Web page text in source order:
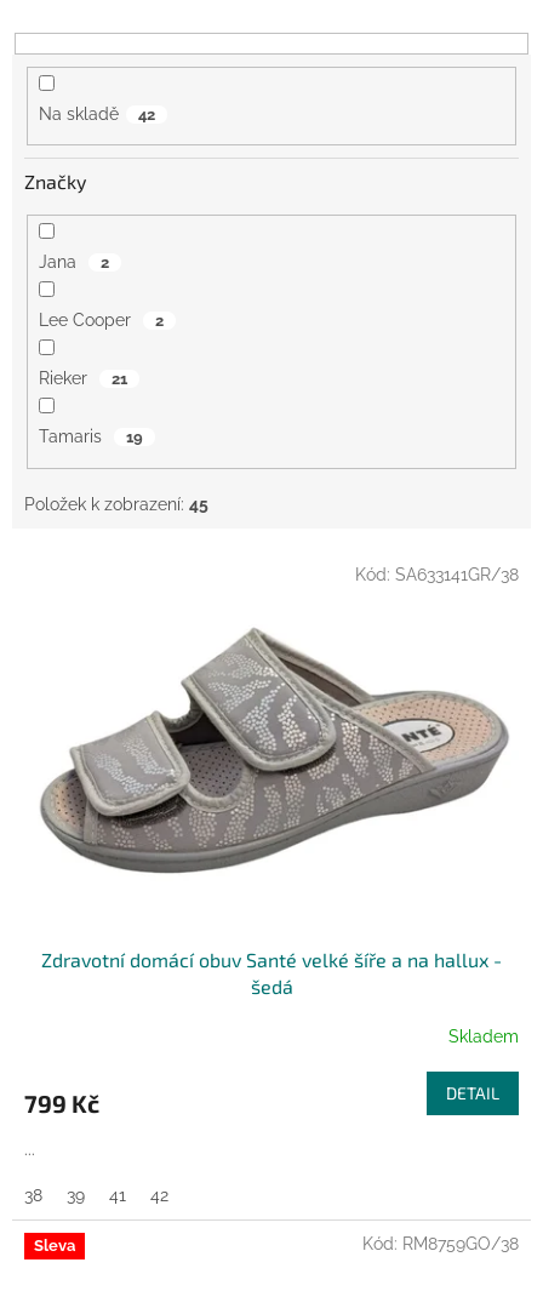
k
t
Na skladě 42
Značky
Jana 2
Lee Cooper 2
Rieker 21
Tamaris 19
Položek k zobrazení: 45
Zdravotní domácí obuv Santé velké šíře a na hallux -
šedá
Skladem
799 Kč DETAIL
...
38 39 41 42
Kód: SA633141GR/38
Sleva Kód: RM8759GO/38